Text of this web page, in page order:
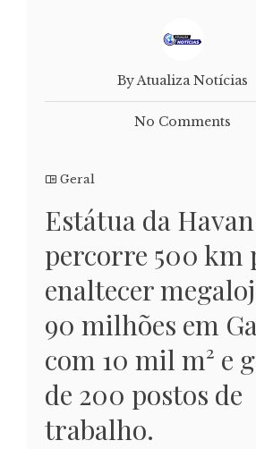
By Atualiza Notícias
No Comments
Geral
Estátua da Havan
percorre 500 km
enaltecer
90 milhões em
com 10 mil m² e
de 200 postos de
trabalho.